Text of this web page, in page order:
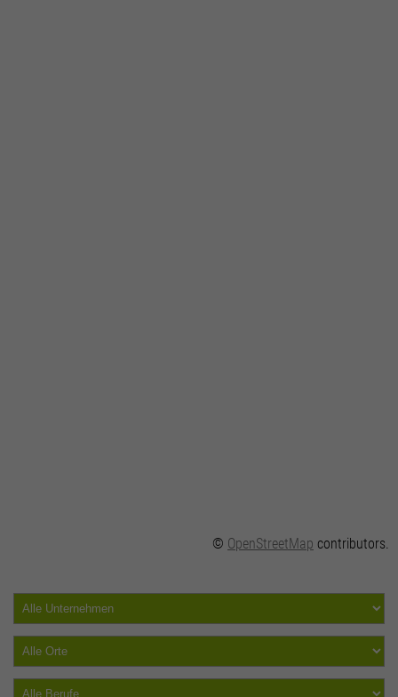
© OpenStreetMap contributors.